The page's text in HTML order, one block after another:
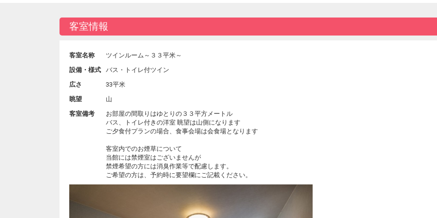
・ミキモト真珠島 （車で約10分）
客室情報
客室名称
ツインルーム～３３平米～
設備・様式
バス・トイレ付ツイン
広さ
33平米
眺望
山
客室備考
お部屋の間取りはゆとりの３３平方メートル
バス、トイレ付きの洋室 眺望は山側になります
ご夕食付プランの場合、食事会場は会食場となります
客室内でのお煙草について
当館には禁煙室はございませんが
禁煙希望の方には消臭作業等で配慮します。
ご希望の方は、予約時に要望欄にご記載ください。